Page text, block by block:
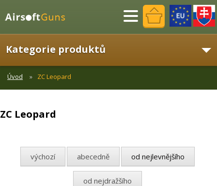
Menu
Kategorie produktů
Úvod ZC Leopard
ZC Leopard
výchozí abecedně od nejlevnějšího
od nejdražšího